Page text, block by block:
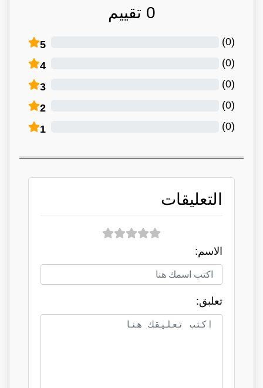
0 تقييم
5 (
0
)
4 (
0
)
3 (
0
)
2 (
0
)
1 (
0
)
التعليقات
الاسم:
تعلبق: